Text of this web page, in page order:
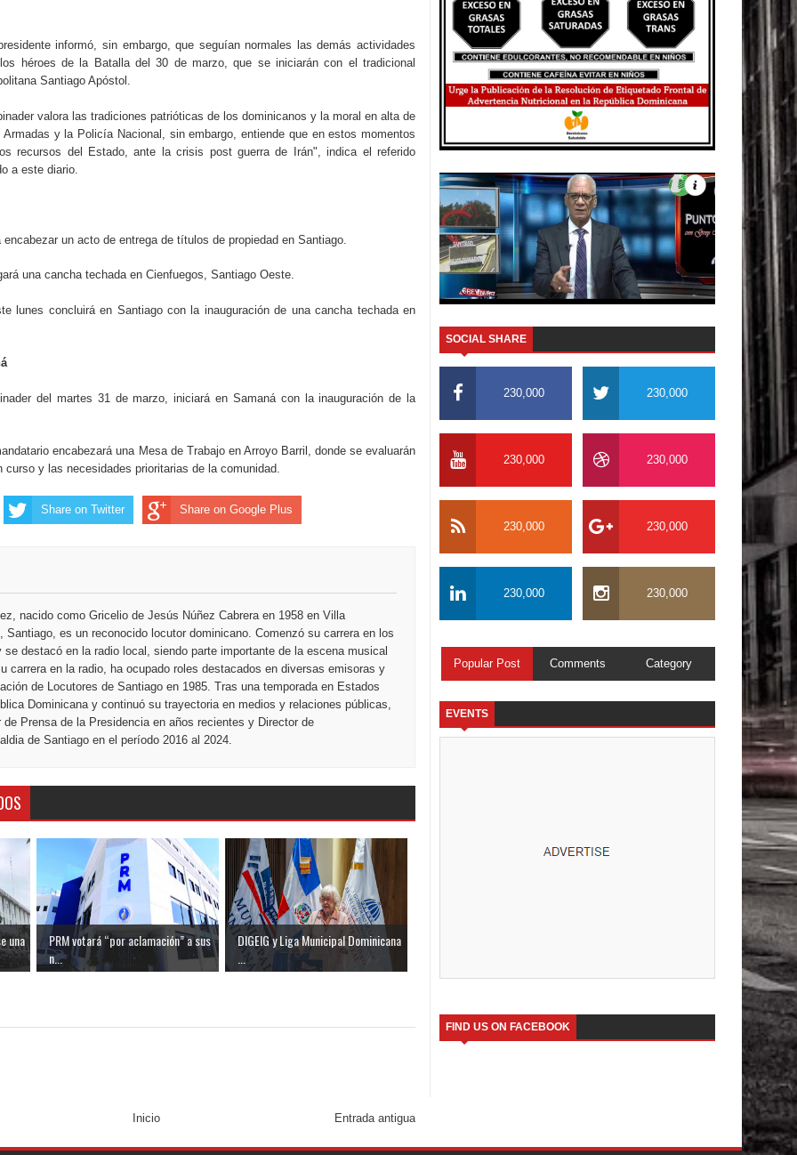
informó, sin embargo, que seguían normales las demás actividades
héroes de la Batalla del 30 de marzo, que se iniciarán con el tradicional
Santiago Apóstol.
valora las tradiciones patrióticas de los dominicanos y la moral en alta de
y la Policía Nacional, sin embargo, entiende que en estos momentos
recursos del Estado, ante la crisis post guerra de Irán", indica el referido
a este diario.
un acto de entrega de títulos de propiedad en Santiago.
una cancha techada en Cienfuegos, Santiago Oeste.
lunes concluirá en Santiago con la inauguración de una cancha techada en
del martes 31 de marzo, iniciará en Samaná con la inauguración de la
encabezará una Mesa de Trabajo en Arroyo Barril, donde se evaluarán
curso y las necesidades prioritarias de la comunidad.
Share on Twitter Share on Google Plus
nacido como Gricelio de Jesús Núñez Cabrera en 1958 en Villa
Santiago, es un reconocido locutor dominicano. Comenzó su carrera en los
se destacó en la radio local, siendo parte importante de la escena musical
carrera en la radio, ha ocupado roles destacados en diversas emisoras y
de Locutores de Santiago en 1985. Tras una temporada en Estados
Dominicana y continuó su trayectoria en medios y relaciones públicas,
de Prensa de la Presidencia en años recientes y Director de
de Santiago en el período 2016 al 2024.
una
PRM votará “por aclamación” a sus
n...
DIGEIG y Liga Municipal Dominicana
...
Entrada antigua
Inicio
SOCIAL SHARE
230,000 230,000
230,000 230,000
230,000 230,000
230,000 230,000
Popular Post Comments Category
EVENTS
FIND US ON FACEBOOK